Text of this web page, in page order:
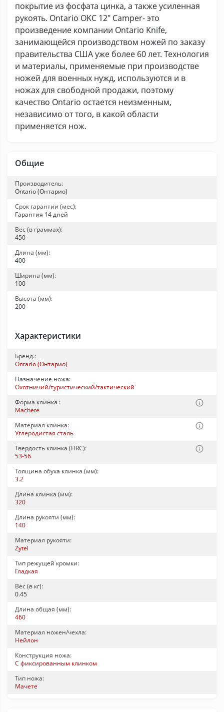
покрытие из фосфата цинка, а также усиленная
рукоять. Ontario OKC 12" Camper- это
произведение компании Ontario Knife,
занимающейся производством ножей по заказу
правительства США уже более 60 лет. Технология
и материалы, применяемые при производстве
ножей для военных нужд, используются и в
ножах для свободной продажи, поэтому
качество Ontario остается неизменным,
независимо от того, в какой области
применяется нож.
Общие
Производитель:
Ontario (Онтарио)
Срок гарантии (мес):
Гарантия 14 дней
Вес (в граммах):
450
Длина (мм):
400
Ширина (мм):
100
Высота (мм):
200
Характеристики
Бренд.:
Ontario (Онтарио)
Назначение ножа:
Охотничий/туристический/тактический
Форма клинка :
Machete
Материал клинка:
Углеродистая сталь
Твердость клинка (HRC):
53-56
Толщина обуха клинка (мм):
3.2
Длина клинка (мм):
320
Длина рукояти (мм):
140
Материал рукояти:
Zytel
Тип режущей кромки:
Гладкая
Вес (в кг):
0.45
Длина общая (мм):
460
Материал ножен/чехла:
Нейлон
Конструкция ножа:
С фиксированным клинком
Тип ножа:
Мачете